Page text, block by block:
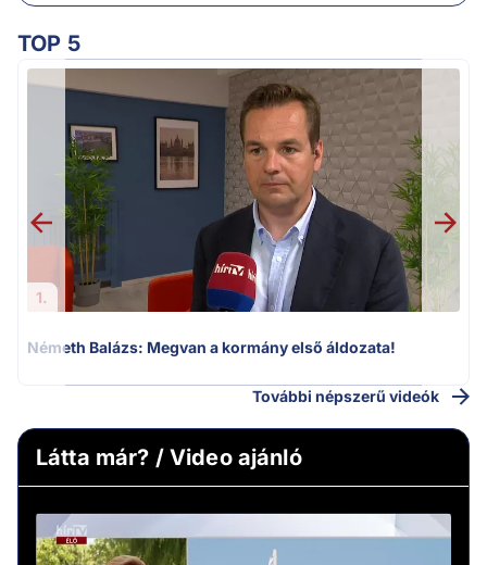
TOP 5
1.
Németh Balázs: Megvan a kormány első áldozata!
További népszerű videók
Látta már? / Video ajánló